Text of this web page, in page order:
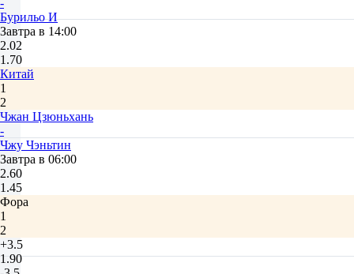
-
Бурильо И
Завтра в 14:00
2.02
1.70
Китай
1
2
Чжан Цзюньхань
-
Чжу Чэньтин
Завтра в 06:00
2.60
1.45
Фора
1
2
+3.5
1.90